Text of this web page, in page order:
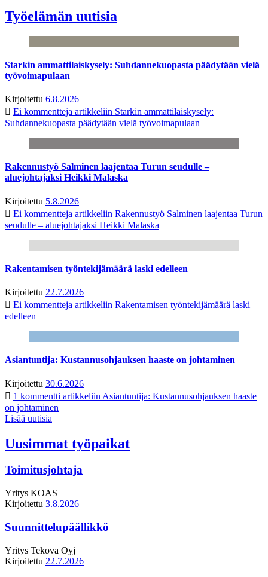
Työelämän uutisia
Starkin ammattilaiskysely: Suhdannekuopasta päädytään vielä
työvoimapulaan
Kirjoitettu 6.8.2026
Ei kommentteja artikkeliin Starkin ammattilaiskysely:
Suhdannekuopasta päädytään vielä työvoimapulaan
Rakennustyö Salminen laajentaa Turun seudulle –
aluejohtajaksi Heikki Malaska
Kirjoitettu 5.8.2026
Ei kommentteja artikkeliin Rakennustyö Salminen laajentaa Turun
seudulle – aluejohtajaksi Heikki Malaska
Rakentamisen työntekijämäärä laski edelleen
Kirjoitettu 22.7.2026
Ei kommentteja artikkeliin Rakentamisen työntekijämäärä laski
edelleen
Asiantuntija: Kustannusohjauksen haaste on johtaminen
Kirjoitettu 30.6.2026
1 kommentti artikkeliin Asiantuntija: Kustannusohjauksen haaste
on johtaminen
Lisää uutisia
Uusimmat työpaikat
Toimitusjohtaja
Yritys KOAS
Kirjoitettu 3.8.2026
Suunnittelupäällikkö
Yritys Tekova Oyj
Kirjoitettu 22.7.2026